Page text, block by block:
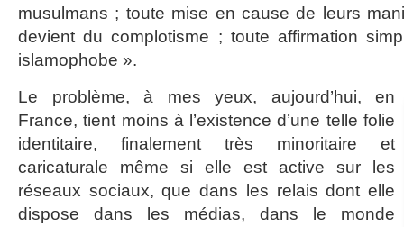
musulmans ; toute mise en cause de leurs
devient du complotisme ; toute affirmation
islamophobe ».
Le problème, à mes yeux, aujourd’hui, en
France, tient moins à l’existence d’une telle folie
identitaire, finalement très minoritaire et
caricaturale même si elle est active sur les
réseaux sociaux, que dans les relais dont elle
dispose dans les médias, dans le monde